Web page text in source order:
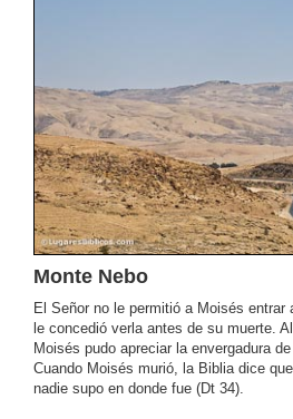
Monte Nebo
El Señor no le permitió a Moisés entrar
le concedió verla antes de su muerte.
Moisés pudo apreciar la envergadura
Cuando Moisés murió, la Biblia dice
nadie supo en donde fue (Dt 34).